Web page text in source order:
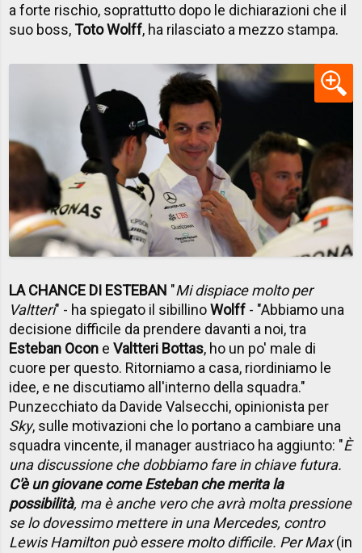
a forte rischio, soprattutto dopo le dichiarazioni che il
suo boss,Toto Wolff, ha rilasciato a mezzo stampa.
LA CHANCE DI ESTEBAN "Mi dispiace molto per
Valtteri" - ha spiegato il sibillinoWolff - "Abbiamo una
decisione difficile da prendere davanti a noi, tra
Esteban Ocon eValtteri Bottas, ho un po' male di
cuore per questo. Ritorniamo a casa, riordiniamo le
idee, e ne discutiamo all'interno della squadra."
Punzecchiato da Davide Valsecchi, opinionista per
Sky, sulle motivazioni che lo portano a cambiare una
squadra vincente, il manager austriaco ha aggiunto: "È
una discussione che dobbiamo fare in chiave futura.
C'è un giovane come Esteban che merita la
possibilità, ma è anche vero che avrà molta pressione
se lo dovessimo mettere in una Mercedes, contro
Lewis Hamilton può essere molto difficile. Per Max(in